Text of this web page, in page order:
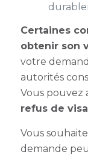
Certaines
obtenir son
votre
autorités
Vous pouvez
refus de
Vous
demande